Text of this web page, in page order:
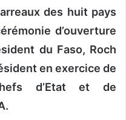
des huit pays
d’ouverture
du Faso, Roch
en exercice de
d’Etat et de